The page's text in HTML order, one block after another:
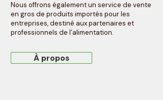
Nous offrons également un service de vente
en gros de produits importés pour les
entreprises, destiné aux partenaires et
professionnels de l’alimentation.
À propos